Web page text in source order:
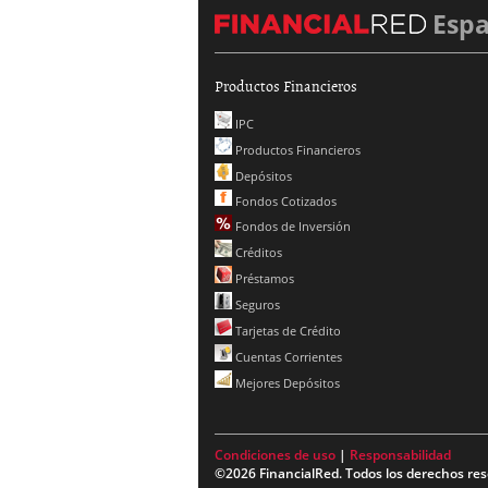
Productos Financieros
IPC
Productos Financieros
Depósitos
Fondos Cotizados
Fondos de Inversión
Créditos
Préstamos
Seguros
Tarjetas de Crédito
Cuentas Corrientes
Mejores Depósitos
Condiciones de uso | Responsabilidad
©2026 FinancialRed. Todos los derechos